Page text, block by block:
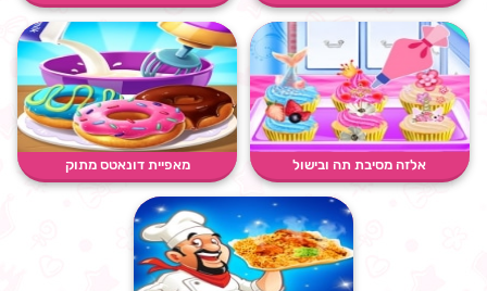
אלזה מסיבת תה ובישול מאפיית דונאטס מתוק